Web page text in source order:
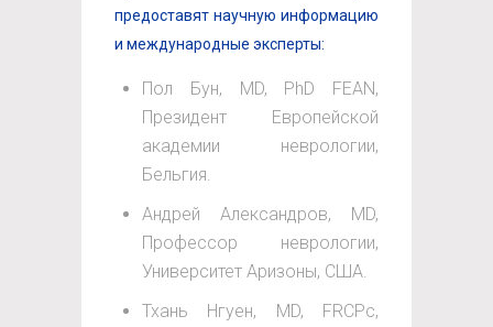
предоставят научную информацию
и международные эксперты:
Пол Бун, MD, PhD FEAN,
Президент Европейской
академии неврологии,
Бельгия.
Андрей Александров, MD,
Профессор неврологии,
Университет Аризоны, США.
Тхань Нгуен, MD, FRCPc,